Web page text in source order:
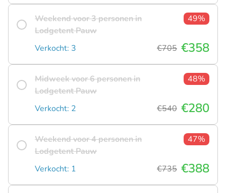
Weekend voor 3 personen in
Lodgetent Pauw
49%
Verkocht: 3 €705 €358
Midweek voor 6 personen in
Lodgetent Pauw
48%
Verkocht: 2 €540 €280
Weekend voor 4 personen in
Lodgetent Pauw
47%
Verkocht: 1 €735 €388